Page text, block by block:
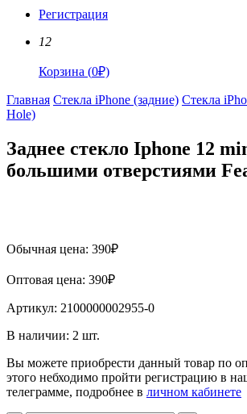
Регистрация
12
Корзина (0₽)
Главная Стекла iPhone (задние) Стекла
Hole)
Заднее стекло Iphone 12
большими отверстиями
Обычная цена: 390₽
Оптовая цена: 390₽
Артикул: 2100000002955-0
В наличии: 2 шт.
Вы можете приобрести данный товар по
этого небходимо пройти регистрацию в
телеграмме, подробнее в личном кабинете